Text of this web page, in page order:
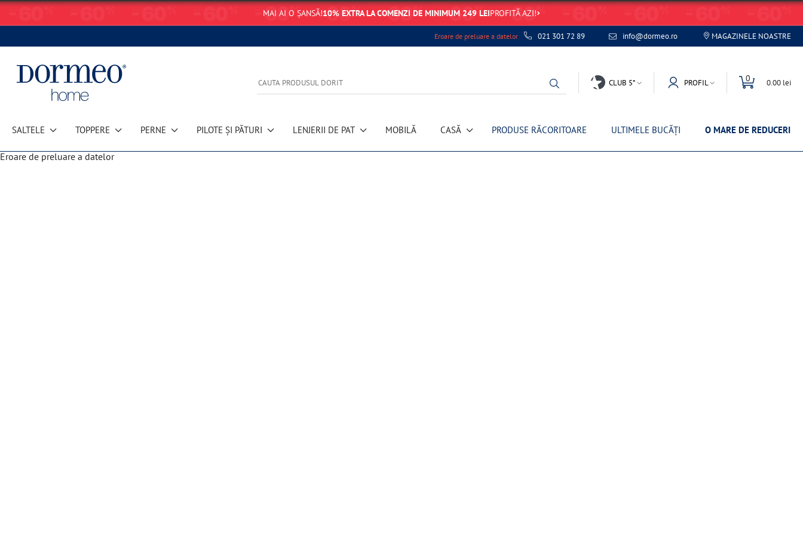
MAI AI O ȘANSĂ!10% EXTRA LA COMENZI DE MINIMUM 249 LEIPROFITĂ AZI!
Eroare de preluare a datelor 021 301 72 89 info@dormeo.ro MAGAZINELE NOASTRE
CLUB 5* PROFIL 0 0.00 lei
SALTELE TOPPERE PERNE PILOTE ȘI PĂTURI LENJERII DE PAT MOBILĂ CASĂ PRODUSE RĂCORITOARE ULTIMELE BUCĂȚI O MARE DE REDUCERI
Eroare de preluare a datelor